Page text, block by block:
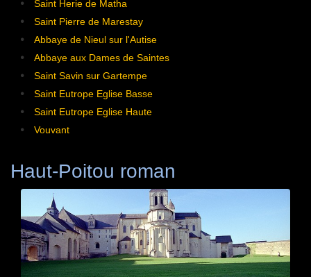
Saint Herie de Matha
Saint Pierre de Marestay
Abbaye de Nieul sur l'Autise
Abbaye aux Dames de Saintes
Saint Savin sur Gartempe
Saint Eutrope Eglise Basse
Saint Eutrope Eglise Haute
Vouvant
Haut-Poitou roman